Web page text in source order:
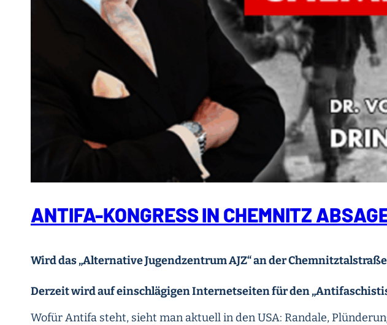
ANTIFA-KONGRESS IN CHEMNITZ
Wird das „Alternative Jugendzentrum AJZ“ an der
Derzeit wird auf einschlägigen Internetseiten für den
Wofür Antifa steht, sieht man aktuell in den USA: Randale,